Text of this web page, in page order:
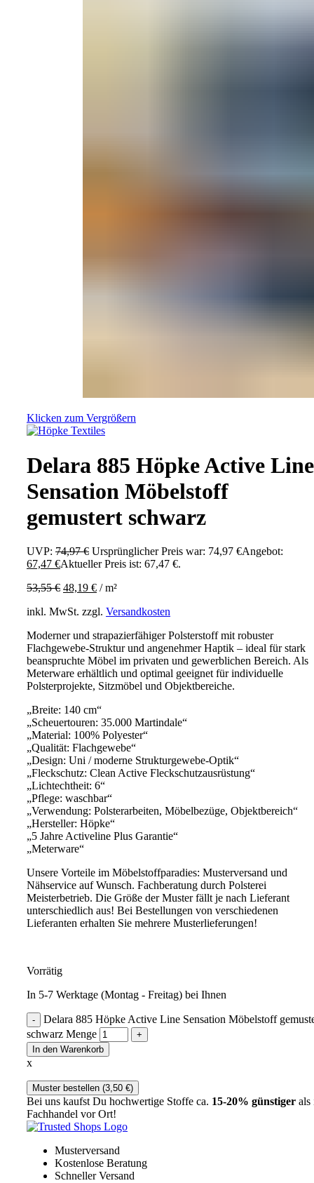
Klicken zum Vergrößern
Delara 885 Höpke Active Line
Sensation Möbelstoff
gemustert schwarz
UVP: 74,97€ Ursprünglicher Preis war: 74,97 €Angebot:
67,47 €Aktueller Preis ist: 67,47 €.
53,55€ 48,19 € /m²
inkl. MwSt. zzgl. Versandkosten
Moderner und strapazierfähiger Polsterstoff mit robuster
Flachgewebe-Struktur und angenehmer Haptik – ideal für stark
beanspruchte Möbel im privaten und gewerblichen Bereich. Als
Meterware erhältlich und optimal geeignet für individuelle
Polsterprojekte, Sitzmöbel und Objektbereiche.
„Breite: 140 cm“
„Scheuertouren: 35.000 Martindale“
„Material: 100% Polyester“
„Qualität: Flachgewebe“
„Design: Uni / moderne Strukturgewebe-Optik“
„Fleckschutz: Clean Active Fleckschutzausrüstung“
„Lichtechtheit: 6“
„Pflege: waschbar“
„Verwendung: Polsterarbeiten, Möbelbezüge, Objektbereich“
„Hersteller: Höpke“
„5 Jahre Activeline Plus Garantie“
„Meterware“
Unsere Vorteile im Möbelstoffparadies: Musterversand und
Nähservice auf Wunsch. Fachberatung durch Polsterei
Meisterbetrieb. Die Größe der Muster fällt je nach Lieferant
unterschiedlich aus! Bei Bestellungen von verschiedenen
Lieferanten erhalten Sie mehrere Musterlieferungen!
Vorrätig
In 5-7 Werktage (Montag - Freitag) bei Ihnen
Delara 885 Höpke Active Line Sensation Möbelstoff
schwarz Menge
In den Warenkorb
x
Muster bestellen (3,50 €)
Bei uns kaufst Du hochwertige Stoffe ca. 15-20% günstiger als
Fachhandel vor Ort!
Musterversand
Kostenlose Beratung
Schneller Versand